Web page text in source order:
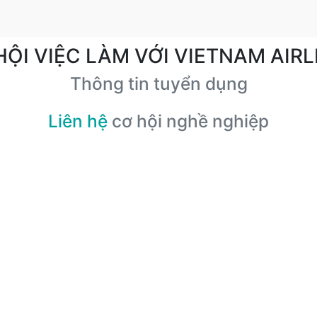
VIỆC LÀM VỚI VIETNAM
Thông tin tuyển dụng
Liên hệ cơ hội nghề nghiệp